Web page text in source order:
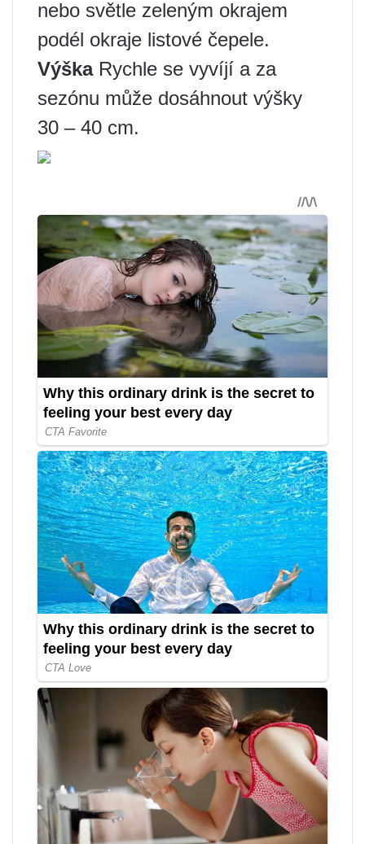
nebo světle zeleným okrajem
podél okraje listové čepele.
VýškaRychle se vyvíjí a za
sezónu může dosáhnout výšky
30 – 40 cm.